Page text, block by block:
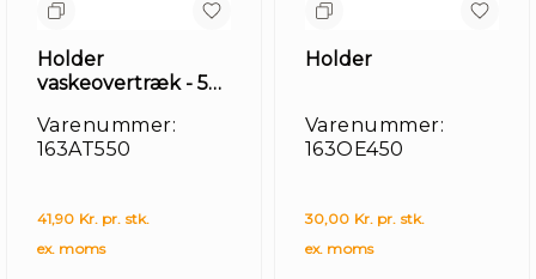
Holder
vaskeovertræk - 55
Varenummer:
163AT550
41,90 Kr. pr. stk.
ex. moms
Holder
Varenummer:
163OE450
30,00 Kr. pr. stk.
ex. moms